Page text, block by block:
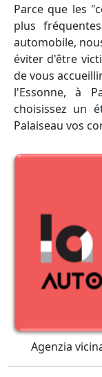
Parce que les
plus
automobile,
éviter d'être
de vous
l'Essonne, à
choisissez un
Palaiseau vos
Agenzia